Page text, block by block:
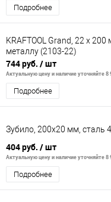
Подробнее
KRAFTOOL Grand, 22 х
металлу (2103-22)
744 руб. / шт
Актуальную цену и наличие уточняйте 8
Подробнее
Зубило, 200х20 мм, сталь
404 руб. / шт
Актуальную цену и наличие уточняйте 8
Подробнее